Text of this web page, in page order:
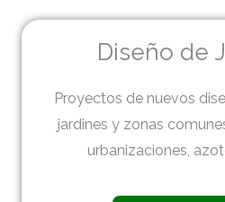
Diseño de
Proyectos de nuevos
jardines y zonas
urbanizaciones,